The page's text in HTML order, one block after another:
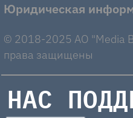
Юридическая
© 2018-2025 AO "Media
права защищены
НАС